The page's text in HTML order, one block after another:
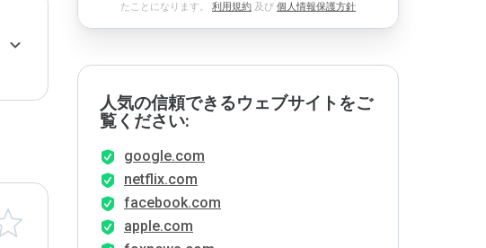
たことになります。 利用規約 及び 個人情報保護方針
人気の信頼できるウェブサイトをご
覧ください:
google.com
netflix.com
facebook.com
apple.com